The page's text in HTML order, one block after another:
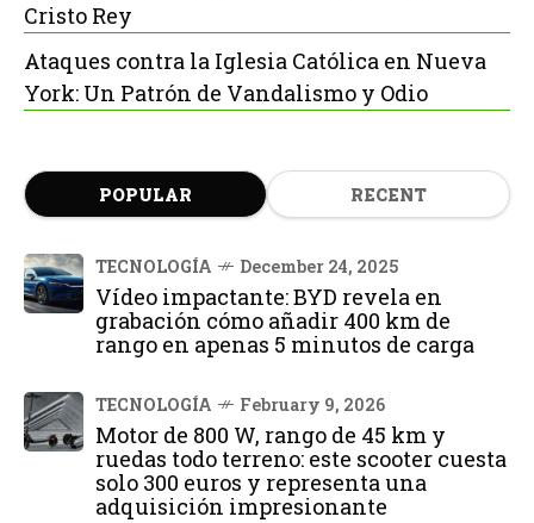
Cristo Rey
Ataques contra la Iglesia Católica en Nueva
York: Un Patrón de Vandalismo y Odio
POPULAR RECENT
TECNOLOGÍA December 24, 2025
Vídeo impactante: BYD revela en
grabación cómo añadir 400 km de
rango en apenas 5 minutos de carga
TECNOLOGÍA February 9, 2026
Motor de 800 W, rango de 45 km y
ruedas todo terreno: este scooter cuesta
solo 300 euros y representa una
adquisición impresionante